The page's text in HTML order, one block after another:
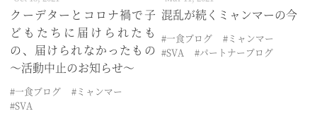
クーデターとコロナ禍で子
どもたちに届けられたも
の、届けられなかったもの
～活動中止のお知らせ～
#一食ブログ
#ミャンマー
#SVA
混乱が続くミャンマーの今
#一食ブログ
#ミャンマー
#SVA
#パートナーブログ